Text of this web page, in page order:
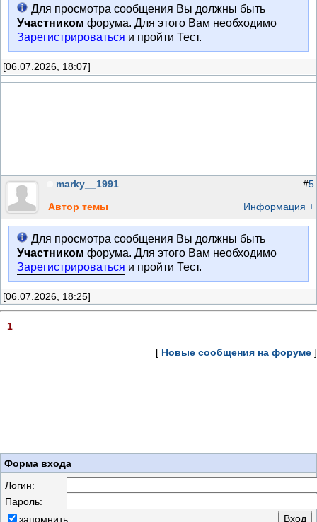
Для просмотра сообщения Вы должны быть
Участником форума. Для этого Вам необходимо
Зарегистрироваться и пройти Тест.
[06.07.2026, 18:07]
marky__1991
Автор темы
#5
Информация +
Для просмотра сообщения Вы должны быть
Участником форума. Для этого Вам необходимо
Зарегистрироваться и пройти Тест.
[06.07.2026, 18:25]
1
[ Новые сообщения на форуме ]
Форма входа
Логин:
Пароль:
запомнить